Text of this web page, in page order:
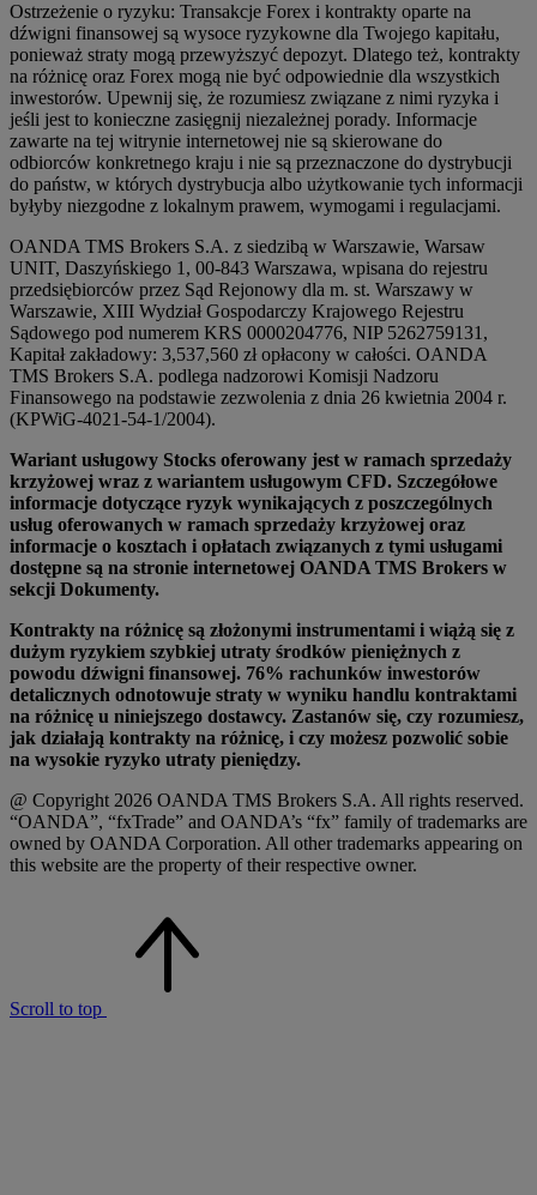
Ostrzeżenie o ryzyku: Transakcje Forex i kontrakty oparte na
dźwigni finansowej są wysoce ryzykowne dla Twojego kapitału,
ponieważ straty mogą przewyższyć depozyt. Dlatego też, kontrakty
na różnicę oraz Forex mogą nie być odpowiednie dla wszystkich
inwestorów. Upewnij się, że rozumiesz związane z nimi ryzyka i
jeśli jest to konieczne zasięgnij niezależnej porady. Informacje
zawarte na tej witrynie internetowej nie są skierowane do
odbiorców konkretnego kraju i nie są przeznaczone do dystrybucji
do państw, w których dystrybucja albo użytkowanie tych informacji
byłyby niezgodne z lokalnym prawem, wymogami i regulacjami.
OANDA TMS Brokers S.A. z siedzibą w Warszawie, Warsaw
UNIT, Daszyńskiego 1, 00-843 Warszawa, wpisana do rejestru
przedsiębiorców przez Sąd Rejonowy dla m. st. Warszawy w
Warszawie, XIII Wydział Gospodarczy Krajowego Rejestru
Sądowego pod numerem KRS 0000204776, NIP 5262759131,
Kapitał zakładowy: 3,537,560 zł opłacony w całości. OANDA
TMS Brokers S.A. podlega nadzorowi Komisji Nadzoru
Finansowego na podstawie zezwolenia z dnia 26 kwietnia 2004 r.
(KPWiG-4021-54-1/2004).
Wariant usługowy Stocks oferowany jest w ramach sprzedaży
krzyżowej wraz z wariantem usługowym CFD. Szczegółowe
informacje dotyczące ryzyk wynikających z poszczególnych
usług oferowanych w ramach sprzedaży krzyżowej oraz
informacje o kosztach i opłatach związanych z tymi usługami
dostępne są na stronie internetowej OANDA TMS Brokers w
sekcji Dokumenty.
Kontrakty na różnicę są złożonymi instrumentami i wiążą się z
dużym ryzykiem szybkiej utraty środków pieniężnych z
powodu dźwigni finansowej. 76% rachunków inwestorów
detalicznych odnotowuje straty w wyniku handlu kontraktami
na różnicę u niniejszego dostawcy. Zastanów się, czy rozumiesz,
jak działają kontrakty na różnicę, i czy możesz pozwolić sobie
na wysokie ryzyko utraty pieniędzy.
@ Copyright 2026 OANDA TMS Brokers S.A. All rights reserved.
“OANDA”, “fxTrade” and OANDA’s “fx” family of trademarks are
owned by OANDA Corporation. All other trademarks appearing on
this website are the property of their respective owner.
Scroll to top